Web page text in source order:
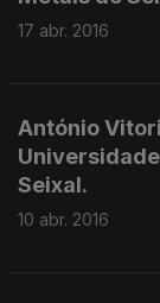
17 abr. 2016
António
Seixal.
10 abr. 2016